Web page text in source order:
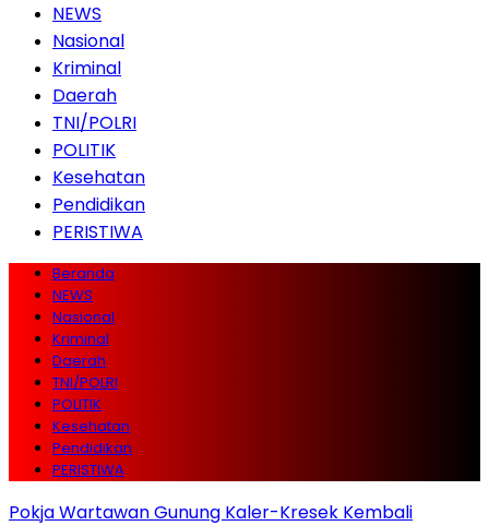
NEWS
Nasional
Kriminal
Daerah
TNI/POLRI
POLITIK
Kesehatan
Pendidikan
PERISTIWA
Beranda
NEWS
Nasional
Kriminal
Daerah
TNI/POLRI
POLITIK
Kesehatan
Pendidikan
PERISTIWA
Pokja Wartawan Gunung Kaler-Kresek Kembali